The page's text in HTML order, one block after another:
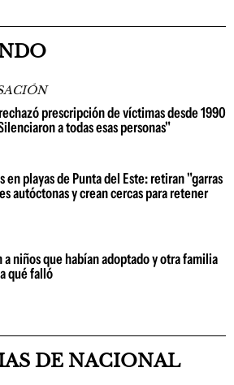
prescripción de víctimas desde 1990
a todas esas personas"
en playas de Punta del Este: retiran "garras
autóctonas y crean cercas para retener
niños que habían adoptado y otra familia
qué falló
DE NACIONAL